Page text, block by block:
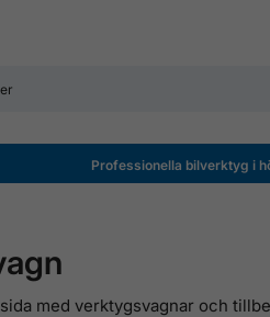
Professionella bilverktyg i
med verktygsvagnar och